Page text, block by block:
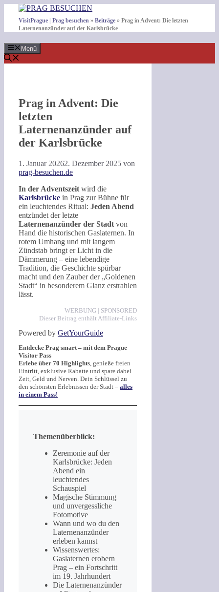
Inhalt
springen
VisitPrague | Prag besuchen » Beiträge » Prag in Advent: Die letzten
Laternenanzünder auf der Karlsbrücke
Menü
Prag in Advent: Die
letzten
Laternenanzünder auf
der Karlsbrücke
1. Januar 20262. Dezember 2025 von
prag-besuchen.de
In der Adventszeit wird die
Karlsbrücke in Prag zur Bühne für
ein leuchtendes Ritual: Jeden Abend
entzündet der letzte
Laternenanzünder der Stadt von
Hand die historischen Gaslaternen. In
rotem Umhang und mit langem
Zündstab bringt er Licht in die
Dämmerung – eine lebendige
Tradition, die Geschichte spürbar
macht und den Zauber der „Goldenen
Stadt“ in besonderem Glanz erstrahlen
lässt.
WERBUNG | SPONSORED
Dieser Beitrag enthält Affiliate-Links
Powered by GetYourGuide
Entdecke Prag smart – mit dem Prague
Visitor Pass
Erlebe über 70 Highlights, genieße freien
Eintritt, exklusive Rabatte und spare dabei
Zeit, Geld und Nerven. Dein Schlüssel zu
den schönsten Erlebnissen der Stadt – alles
in einem Pass!
Themenüberblick:
Zeremonie auf der
Karlsbrücke: Jeden
Abend ein
leuchtendes
Schauspiel
Magische Stimmung
und unvergessliche
Fotomotive
Wann und wo du den
Laternenanzünder
erleben kannst
Wissenswertes:
Gaslaternen erobern
Prag – ein Fortschritt
im 19. Jahrhundert
Die Laternenanzünder